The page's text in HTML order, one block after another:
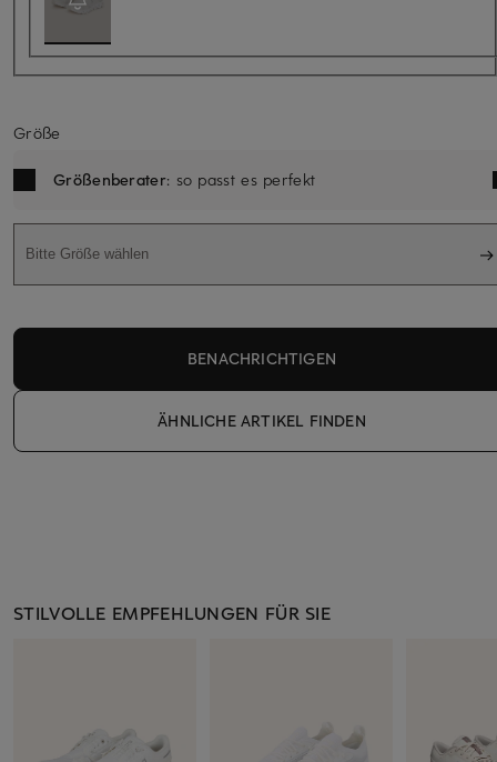
Größe
Größenberater: so passt es perfekt
Bitte Größe wählen
BENACHRICHTIGEN
ÄHNLICHE ARTIKEL FINDEN
STILVOLLE EMPFEHLUNGEN FÜR SIE